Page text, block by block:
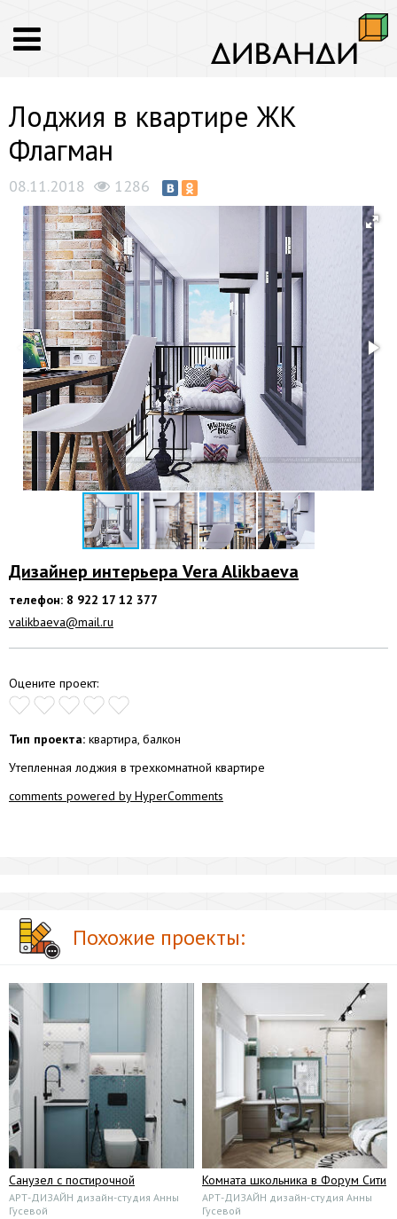
Лоджия в квартире ЖК
Флагман
08.11.2018 1286
Дизайнер интерьера Vera Alikbaeva
телефон: 8 922 17 12 377
valikbaeva@mail.ru
Оцените проект:
Тип проекта: квартира, балкон
Утепленная лоджия в трехкомнатной квартире
comments powered by HyperComments
Похожие проекты:
Санузел с постирочной
АРТ-ДИЗАЙН дизайн-студия Анны
Гусевой
Комната школьника в Форум Сити
АРТ-ДИЗАЙН дизайн-студия Анны
Гусевой